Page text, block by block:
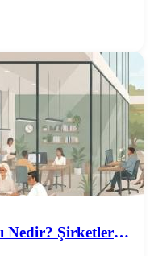
Nedir? Şirketler